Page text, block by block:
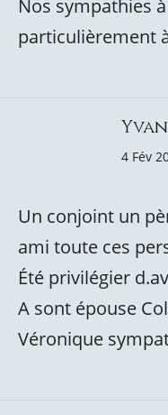
Nos sympathies
particulièrement
4 Fév
Un conjoint un
ami toute ces
Été privilégier
A sont épouse
Véronique